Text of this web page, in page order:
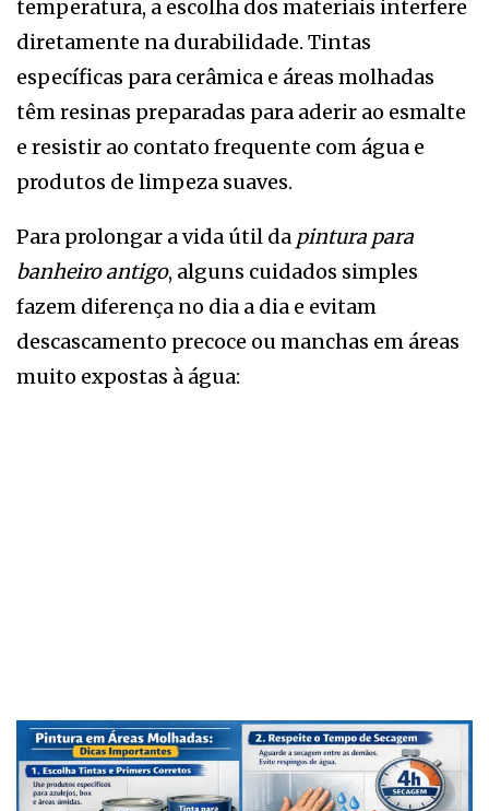
temperatura, a escolha dos materiais interfere
diretamente na durabilidade. Tintas
específicas para cerâmica e áreas molhadas
têm resinas preparadas para aderir ao esmalte
e resistir ao contato frequente com água e
produtos de limpeza suaves.
Para prolongar a vida útil da pintura para
banheiro antigo, alguns cuidados simples
fazem diferença no dia a dia e evitam
descascamento precoce ou manchas em áreas
muito expostas à água: